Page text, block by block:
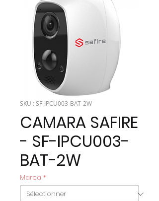
SKU : SF-IPCU003-BAT-2W
CAMARA SAFIRE
- SF-IPCU003-
BAT-2W
Marca *